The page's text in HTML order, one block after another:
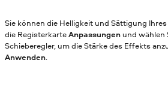
Sie können die Helligkeit und Sättigung
die RegisterkarteAnpassungen und wählen
Schieberegler, um die Stärke des Effekts
Anwenden.